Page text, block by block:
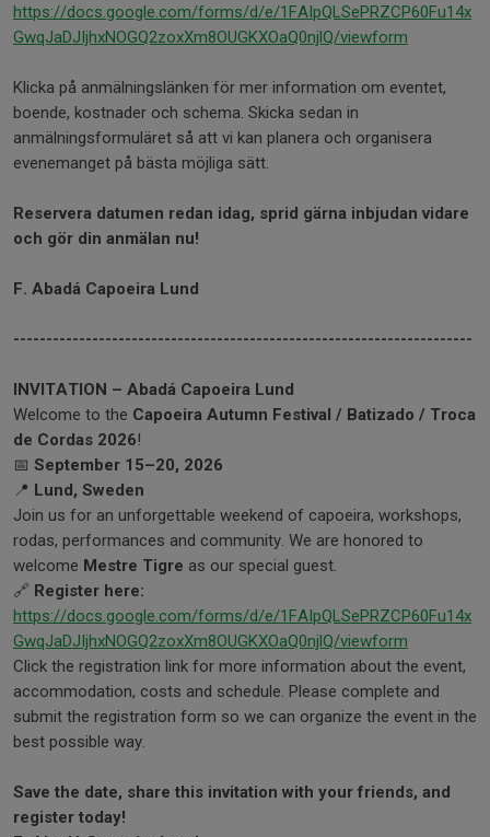
https://docs.google.com/forms/d/e/1FAIpQLSePRZCP60Fu14x
GwqJaDJIjhxNOGQ2zoxXm8OUGKXOaQ0njlQ/viewform
Klicka på anmälningslänken för mer information om eventet,
boende, kostnader och schema. Skicka sedan in
anmälningsformuläret så att vi kan planera och organisera
evenemanget på bästa möjliga sätt.
Reservera datumen redan idag, sprid gärna inbjudan vidare
och gör din anmälan nu!
F. Abadá Capoeira Lund
----------------------------------------------------------------------
INVITATION – Abadá Capoeira Lund
Welcome to the Capoeira Autumn Festival / Batizado / Troca
de Cordas 2026!
📅 September 15–20, 2026
📍 Lund, Sweden
Join us for an unforgettable weekend of capoeira, workshops,
rodas, performances and community. We are honored to
welcome Mestre Tigre as our special guest.
🔗 Register here:
https://docs.google.com/forms/d/e/1FAIpQLSePRZCP60Fu14x
GwqJaDJIjhxNOGQ2zoxXm8OUGKXOaQ0njlQ/viewform
Click the registration link for more information about the event,
accommodation, costs and schedule. Please complete and
submit the registration form so we can organize the event in the
best possible way.
Save the date, share this invitation with your friends, and
register today!